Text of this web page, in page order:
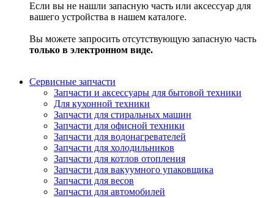
Если вы не нашли запасную часть или аксессуар для
вашего устройства в нашем каталоге.
Вы можете запросить отсутствующую запасную часть
только в электронном виде.
Сервисные запчасти
Запчасти и аксессуары для бытовой техники
Для кухонной техники
Запчасти для стиральных машин
Запчасти для офисной техники
Запчасти для водонагревателей
Запчасти для холодильников
Запчасти для котлов отопления
Запчасти для вакуумного упаковщика
Запчасти для весов
Запчасти для автомобилей